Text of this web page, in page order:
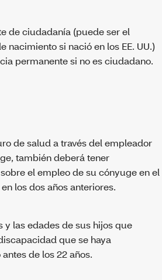
de ciudadanía (puede ser el
nacimiento si nació en los EE. UU.)
permanente si no es ciudadano.
de salud a través del empleador
también deberá tener
el empleo de su cónyuge en el
los dos años anteriores.
y las edades de sus hijos que
que se haya
de los 22 años.